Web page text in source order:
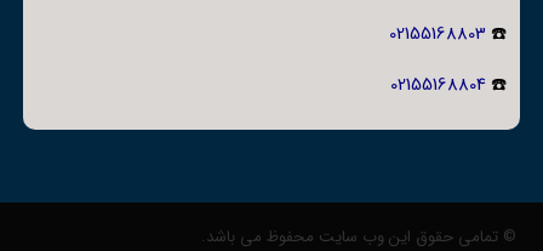
☎️
02155168803
☎️
02155168804
© تمامی حقوق این وب سایت محفوظ می باشد.